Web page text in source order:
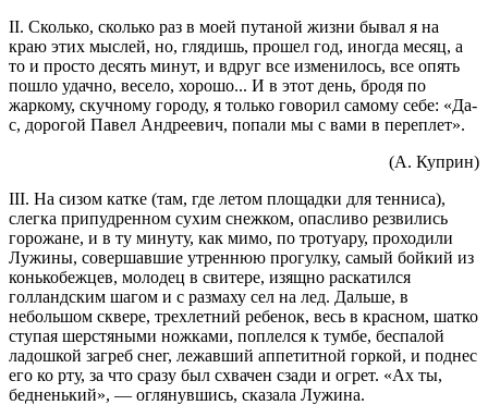
II. Сколько, сколько раз в моей путаной жизни бывал я на
краю этих мыслей, но, глядишь, прошел год, иногда месяц, а
то и просто десять минут, и вдруг все изменилось, все опять
пошло удачно, весело, хорошо... И в этот день, бродя по
жаркому, скучному городу, я только говорил самому себе: «Да-
с, дорогой Павел Андреевич, попали мы с вами в переплет».
(А. Куприн)
III. На сизом катке (там, где летом площадки для тенниса),
слегка припудренном сухим снежком, опасливо резвились
горожане, и в ту минуту, как мимо, по тротуару, проходили
Лужины, совершавшие утреннюю прогулку, самый бойкий из
конькобежцев, молодец в свитере, изящно раскатился
голландским шагом и с размаху сел на лед. Дальше, в
небольшом сквере, трехлетний ребенок, весь в красном, шатко
ступая шерстяными ножками, поплелся к тумбе, беспалой
ладошкой загреб снег, лежавший аппетитной горкой, и поднес
его ко рту, за что сразу был схвачен сзади и огрет. «Ах ты,
бедненький», — оглянувшись, сказала Лужина.